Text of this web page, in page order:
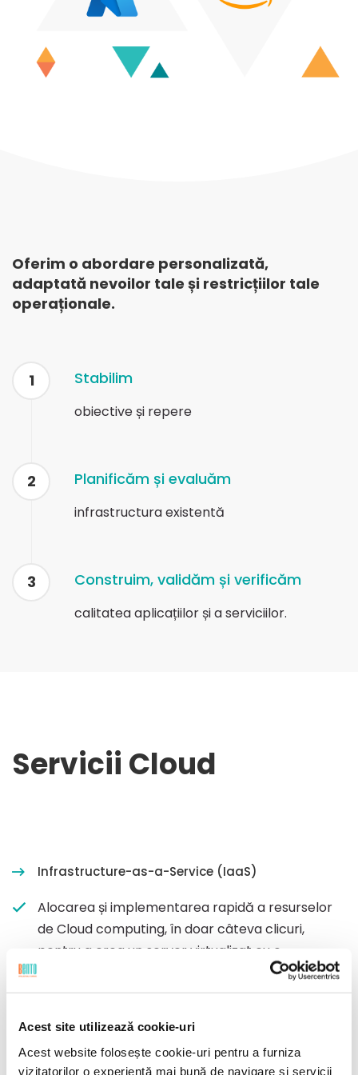
Acest site utilizează cookie-uri
Acest website folosește cookie-uri pentru a furniza
vizitatorilor o experiență mai bună de navigare și servicii
Oferim o abordare personalizată,
adaptată nevoilor tale și restricțiilor tale
operaționale.
1 Stabilim
obiective și repere
2 Planificăm și evaluăm
infrastructura existentă
3 Construim, validăm și verificăm
calitatea aplicațiilor și a serviciilor.
Servicii Cloud
Infrastructure-as-a-Service (IaaS)
Alocarea și implementarea rapidă a resurselor
de Cloud computing, în doar câteva clicuri,
pentru a crea un server virtualizat cu o
configurație personalizată, care poate fi scalat
rapid la nevoile tale de business.
Platform-as-a-Service (PaaS)